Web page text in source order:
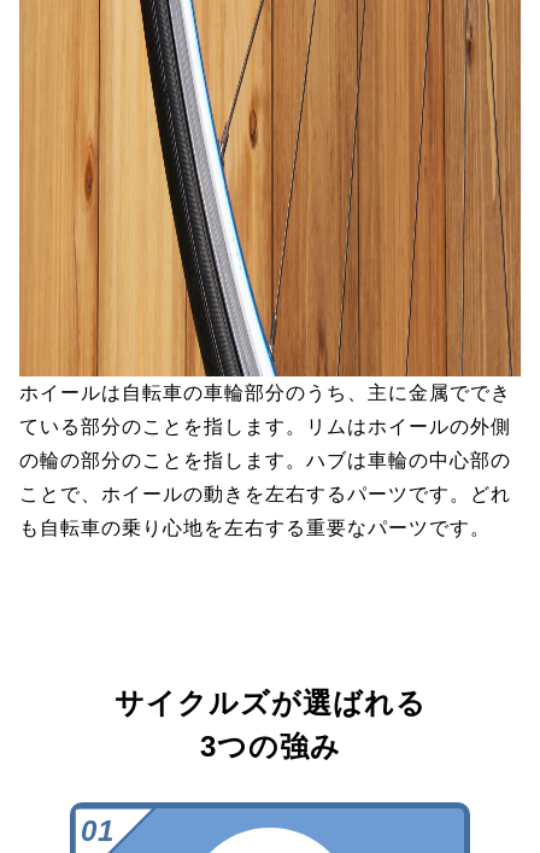
ホイールは自転車の車輪部分のうち、主に金属ででき
ている部分のことを指します。リムはホイールの外側
の輪の部分のことを指します。ハブは車輪の中心部の
ことで、ホイールの動きを左右するパーツです。どれ
も自転車の乗り心地を左右する重要なパーツです。
サイクルズが選ばれる
3つの強み